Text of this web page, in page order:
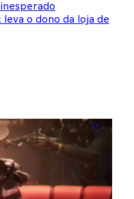
o dono da loja de